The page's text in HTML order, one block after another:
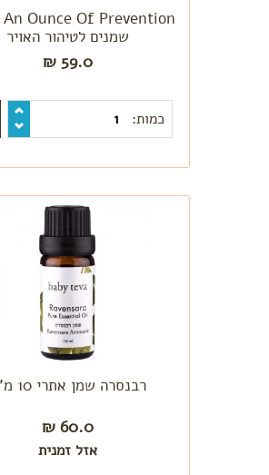
שמנים לטיהור האויר
59.0 ₪
כמות:
רבנסרה שמן אתרי 10 מ"ל
60.0 ₪
אזל זמנית